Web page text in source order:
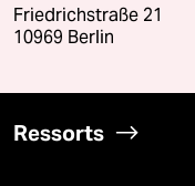
Friedrichstraße 21
10969 Berlin
Ressorts